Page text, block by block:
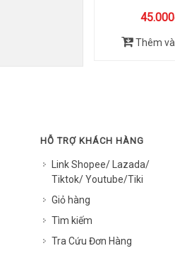
Thêm
HỖ TRỢ KHÁCH HÀNG
Link Shopee/ Lazada/
Tiktok/ Youtube/Tiki
Giỏ hàng
Tìm kiếm
Tra Cứu Đơn Hàng